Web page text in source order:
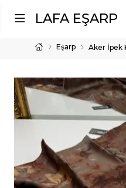
LAFA EŞARP
Eşarp Aker İpek